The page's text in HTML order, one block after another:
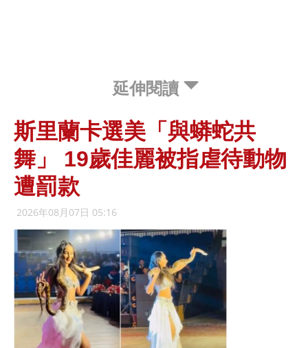
延伸閱讀
斯里蘭卡選美「與蟒蛇共
舞」 19歲佳麗被指虐待動物
遭罰款
2026年08月07日 05:16